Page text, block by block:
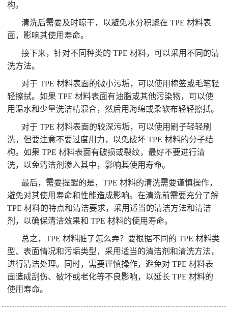
构。
清洗后需要及时晾干，以避免水分积聚在 TPE 材料表
面，影响其使用寿命。
接下来，针对不同种类的 TPE 材料，可以采用不同的清
洗方法。
对于 TPE 材料表面的微小污垢，可以使用棉签或毛笔轻
轻擦拭。如果 TPE 材料表面有油脂或其他污染物，可以使
用温水和少量洗洁精混合，然后用海绵或柔软布轻轻擦拭。
对于 TPE 材料表面的较深污垢，可以使用刷子轻轻刷
洗，但要注意不要过度用力，以免破坏 TPE 材料的分子结
构。如果 TPE 材料表面有破损或裂纹，最好不要进行清
洗，以免清洁剂渗入其中，影响其使用寿命。
最后，需要提醒的是，TPE 材料的清洗需要谨慎操作，
避免对其使用寿命和性能造成影响。在清洗前需要充分了解
TPE 材料的特点和清洁要求，采用适当的清洁方法和清洁
剂，以确保清洁效果和 TPE 材料的使用寿命。
总之，TPE 材料脏了怎么弄？要根据不同的 TPE 材料类
型、表面情况和污垢类型，采用适当的清洁剂和清洗方法，
进行清洁处理。同时，需要谨慎操作，避免对 TPE 材料表
面造成刮伤、破坏或老化等不良影响，以延长 TPE 材料的
使用寿命。